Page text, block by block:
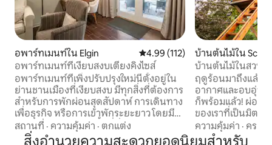
อพาร์ทเมนท์ใน Elgin คะแนนเฉลี่ย 4.99 จาก 5, 112 รีวิว
4.99 (112)
อพาร์ทเมนท์ที่เงียบสงบเตียงคิงไซส์
อพาร์ทเมนท์ที่เพิ่งปรับปรุงใหม่นี้ตั้งอยู่ใน
ย่านชานเมืองที่เงียบสงบ มีทุกสิ่งที่ต้องการ
สำหรับการพักผ่อนสุดสัปดาห์ การเดินทาง
เพื่อธุรกิจ หรือการเข้าพักระยะยาว โดยมี
ห้องครัวเต็มรูปแบบ พื้นที่นั่งเล่นแบบเปิด
โล่ง และห้องนอน เพลิดเพลินกับความสงบ
สถานที่ · ความคุ้มค่า · ตกแต่ง
บ้านต้นไม้ใน
บ้านต้นไม้ในสวนสุ
ความสะดวก*)
ฤดูร้อนมาถึงแล้ว
อากาศและอบอุ่น
ก็พร้อมแล้ว! ผ่อนคลายในอ่างน้ำร้อนสุดหรู
ของเราที่เป็นมิตร
ตัวมาก และทำจา
อยู่ท่ามกลางต้นไม้
ความคุ้มค่า · ครอบ